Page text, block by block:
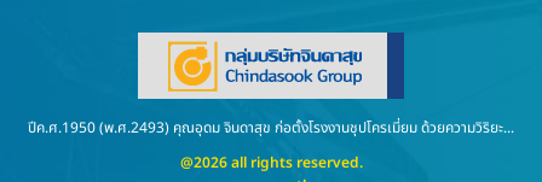
ปีค.ศ.1950 (พ.ศ.2493) คุณอุดม จินดาสุข ก่อตั้งโรงงานชุปโครเมี่ยม ด้วยความวิริยะ...
@2026 all rights reserved.